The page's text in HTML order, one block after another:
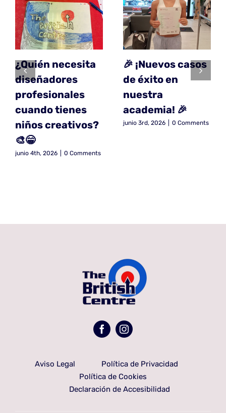
¿Quién necesita
diseñadores
profesionales
cuando tienes
niños creativos?
🎨😁
junio 4th, 2026 0 Comments
🎉 ¡Nuevos casos
de éxito en
nuestra
academia! 🎉
junio 3rd, 2026 0 Comments
Aviso Legal
Política de Privacidad
Política de Cookies
Declaración de Accesibilidad